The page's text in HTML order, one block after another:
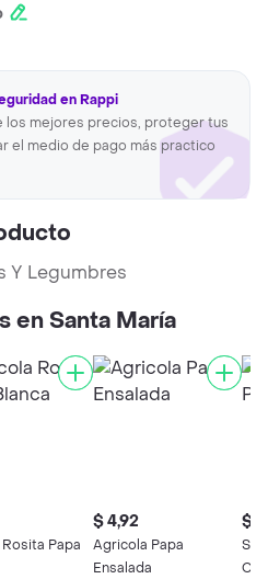
en Rappi
los mejores precios, proteger tus
el medio de pago más practico
Y Legumbres
en Santa María
Papa
$ 4,92
Agricola Papa
Ensalada
$